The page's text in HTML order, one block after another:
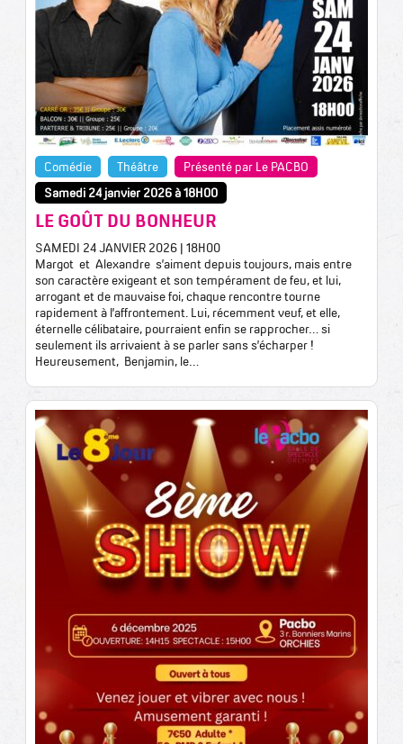
Comédie Théâtre
Présenté par Le PACBO
Samedi 24 janvier 2026 à 18H00
LE GOÛT DU BONHEUR
SAMEDI 24 JANVIER 2026 | 18H00
Margot et Alexandre s’aiment depuis toujours, mais entre
son caractère exigeant et son tempérament de feu, et lui,
arrogant et de mauvaise foi, chaque rencontre tourne
rapidement à l’affrontement. Lui, récemment veuf, et elle,
éternelle célibataire, pourraient enfin se rapprocher… si
seulement ils arrivaient à se parler sans s’écharper !
Heureusement, Benjamin, le…